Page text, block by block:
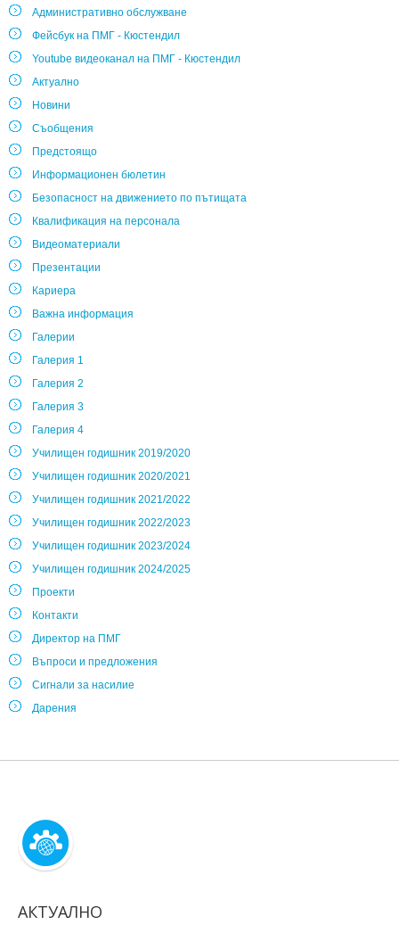
Административно обслужване
Фейсбук на ПМГ - Кюстендил
Youtube видеоканал на ПМГ - Кюстендил
Актуално
Новини
Съобщения
Предстоящо
Информационен бюлетин
Безопасност на движението по пътищата
Квалификация на персонала
Видеоматериали
Презентации
Кариера
Важна информация
Галерии
Галерия 1
Галерия 2
Галерия 3
Галерия 4
Училищен годишник 2019/2020
Училищен годишник 2020/2021
Училищен годишник 2021/2022
Училищен годишник 2022/2023
Училищен годишник 2023/2024
Училищен годишник 2024/2025
Проекти
Контакти
Директор на ПМГ
Въпроси и предложения
Сигнали за насилие
Дарения
АКТУАЛНО